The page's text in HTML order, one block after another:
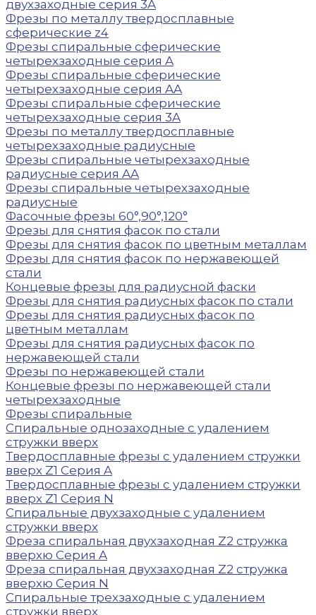
двухзаходные серия 3A
Фрезы по металлу твердосплавные
сферические z4
Фрезы спиральные сферические
четырехзаходные серия A
Фрезы спиральные сферические
четырехзаходные серия AA
Фрезы спиральные сферические
четырехзаходные серия 3A
Фрезы по металлу твердосплавные
четырехзаходные радиусные
Фрезы спиральные четырехзаходные
радиусные серия AA
Фрезы спиральные четырехзаходные
радиусные
Фасочные фрезы 60°,90°,120°
Фрезы для снятия фасок по стали
Фрезы для снятия фасок по цветным металлам
Фрезы для снятия фасок по нержавеющей
стали
Концевые фрезы для радиусной фаски
Фрезы для снятия радиусных фасок по стали
Фрезы для снятия радиусных фасок по
цветным металлам
Фрезы для снятия радиусных фасок по
нержавеющей стали
Фрезы по нержавеющей стали
Концевые фрезы по нержавеющей стали
четырехзаходные
Фрезы спиральные
Спиральные однозаходные с удалением
стружки вверх
Твердосплавные фрезы с удалением стружки
вверх Z1 Серия A
Твердосплавные фрезы с удалением стружки
вверх Z1 Серия N
Спиральные двухзаходные с удалением
стружки вверх
Фреза спиральная двухзаходная Z2 стружка
вверхю Серия A
Фреза спиральная двухзаходная Z2 стружка
вверхю Серия N
Спиральные трехзаходные с удалением
стружки вверх